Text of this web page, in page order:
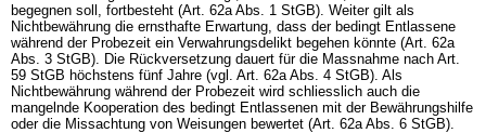
begegnen soll, fortbesteht (Art. 62a Abs. 1 StGB). Weiter gilt als
Nichtbewährung die ernsthafte Erwartung, dass der bedingt Entlassene
während der Probezeit ein Verwahrungsdelikt begehen könnte (Art. 62a
Abs. 3 StGB). Die Rückversetzung dauert für die Massnahme nach Art.
59 StGB höchstens fünf Jahre (vgl. Art. 62a Abs. 4 StGB). Als
Nichtbewährung während der Probezeit wird schliesslich auch die
mangelnde Kooperation des bedingt Entlassenen mit der Bewährungshilfe
oder die Missachtung von Weisungen bewertet (Art. 62a Abs. 6 StGB).